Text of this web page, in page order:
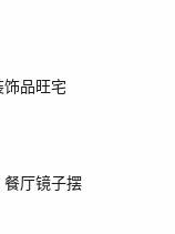
品旺宅
厅镜子摆